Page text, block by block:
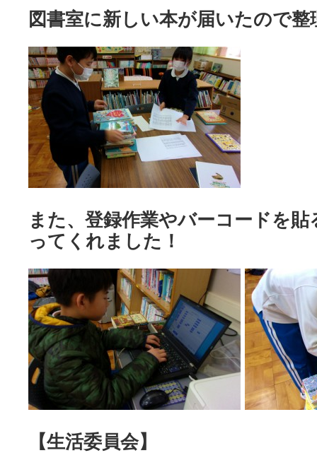
図書室に新しい本が届いたので
また、登録作業やバーコードを
ってくれました！
【生活委員会】